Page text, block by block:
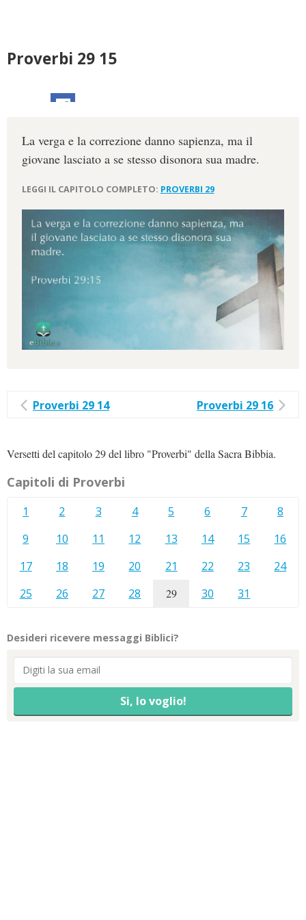
Proverbi 29 15
La verga e la correzione danno sapienza, ma il
giovane lasciato a se stesso disonora sua madre.
LEGGI IL CAPITOLO COMPLETO: PROVERBI 29
Proverbi 29 14 Proverbi 29 16
Versetti del capitolo 29 del libro "Proverbi" della Sacra Bibbia.
Capitoli di Proverbi
1 2 3 4 5 6 7
8
9
10 11 12 13 14 15
16
17
18 19 20 21 22 23
24
25
26 27 28 29 30 31
Desideri ricevere messaggi Biblici?